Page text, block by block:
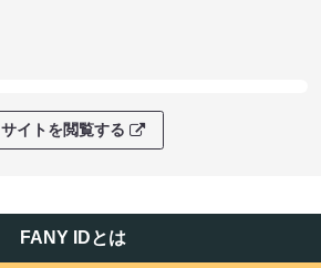
サイトを閲覧する
FANY IDとは